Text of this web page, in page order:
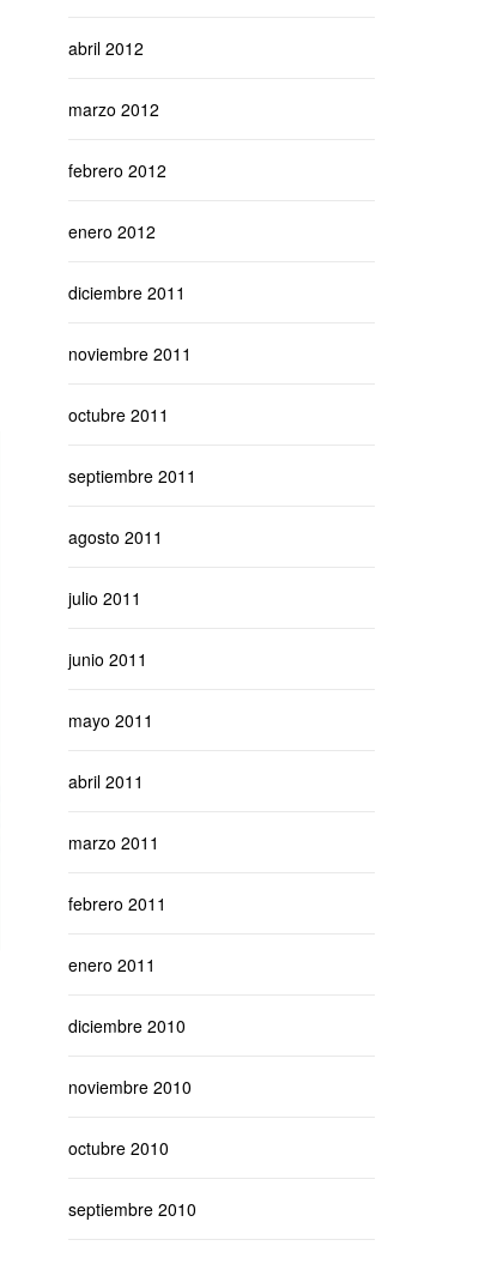
abril 2012
marzo 2012
febrero 2012
enero 2012
diciembre 2011
noviembre 2011
octubre 2011
septiembre 2011
agosto 2011
julio 2011
junio 2011
mayo 2011
abril 2011
marzo 2011
febrero 2011
enero 2011
diciembre 2010
noviembre 2010
octubre 2010
septiembre 2010